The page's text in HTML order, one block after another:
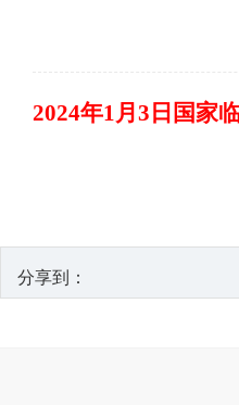
2024年1月3日国家
分享到：